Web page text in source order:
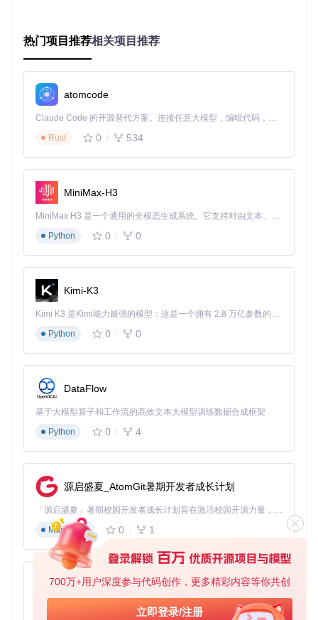
700万+用户深度参与代码创作，更多精彩内容等你共创
立即登录/注册
挑战：新闻类应用需要展示"推荐""热点""财经"等10+分类，传
统控件导致选项挤压变形。
解决方案：启用水平滚动模式，配合图标+文字组合，实现信
息层级清晰的导航体验。
效果：用户可快速切换内容分类，点击率提升37%，平均停留
时间增加2.4分钟。
电商产品筛选系统
：电商应用需要展示价格区间、品牌、评分等多维度筛选
条件，原生控件难以区分选中状态。
解决方案：使用方框样式指示器+自定义选中颜色，配合动态
宽度适配不同长度的筛选标签。
效果：筛选操作完成率提升52%，用户筛选时间缩短40%。
社交媒体标签切换
挑战：社交应用需要在有限空间内展示"关注""推荐""热门"等核
心板块，同时保持视觉吸引力。
解决方案：采用底部下划线样式+字体粗细变化，实现简洁而
富有层次感的标签切换效果。
效果：板块切换频率提升28%，用户互动深度增加1.8倍。
分段控件与内容区域的实时联动效果，展示选中状态变化如何
目标：5分钟内实现基础分段控件
导入头文件：import HMSegmentedControl
创建基础实例：
let segmentedControl
segmentedControl.frame = CGRect(x: 20, y: 100, width:
：获得一个具有默认样式的分段控件，支持基本的点击切
换功能。
热门项目推荐相关项目推荐
atomcode
Claude Code 的开源替代方案。连接任意大模型，编辑代码，运行命令，自动验证 — 全自动执行。用 Rust 构建，极致性能。 ｜ An open-source alternative to Claude Code. Connect any LLM, edit code, run commands, and verify changes — autonomously. Built in Rust for speed. Get Started
Rust
0 534
MiniMax-H3
MiniMax H3 是一个通用的全模态生成系统。它支持对由文本、图像、视频和音频组成的多模态上下文进行统一理解，并能生成分辨率高达 2K、时长可达 15 秒的带原生立体声音频的视频。得益于面向任务泛化的系统设计，H3 在预训练阶段就已具备广泛的多模态上下文理解与生成能力，能够出色地执行复杂的多模态指令。
Python
0 0
Kimi-K3
Kimi K3 是Kimi能力最强的模型：这是一个拥有 2.8 万亿参数的混合专家（MoE）模型，具备原生视觉理解能力，并支持 100 万 token 的上下文窗口。
Python
0 0
DataFlow
基于大模型算子和工作流的高效文本大模型训练数据合成框架
Python
0 4
源启盛夏_AtomGit暑期开发者成长计划
「源启盛夏」暑期校园开发者成长计划旨在激活校园开源力量，通过积分激励、认证扶持、资源倾斜等形式，引导高校组织和开发者完成「入驻 — 建项目 — 做贡献 — 获认证 — 得资源」的完整闭环。无论你是想带领社团入驻平台的组织者，还是希望用代码贡献证明自己的开发者，都能在这里找到属于你的成长路径。
Markdown
0 1
py-xiaozhi
基于Python的Xiaozhi AI，适用于想要完整Xiaozhi体验而无需拥有专用硬件的用户。